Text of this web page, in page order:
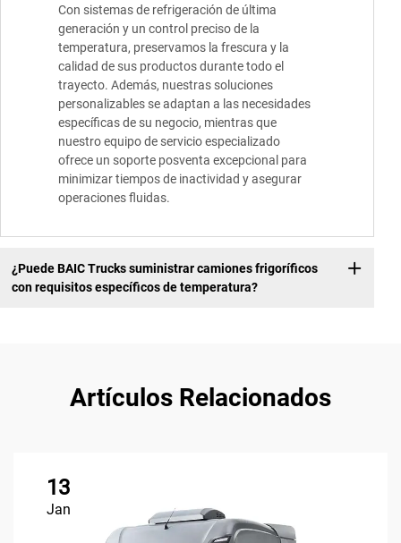
Con sistemas de refrigeración de última
generación y un control preciso de la
temperatura, preservamos la frescura y la
calidad de sus productos durante todo el
trayecto. Además, nuestras soluciones
personalizables se adaptan a las necesidades
específicas de su negocio, mientras que
nuestro equipo de servicio especializado
ofrece un soporte posventa excepcional para
minimizar tiempos de inactividad y asegurar
operaciones fluidas.
¿Puede BAIC Trucks suministrar camiones frigoríficos
con requisitos específicos de temperatura?
Artículos Relacionados
13
Jan